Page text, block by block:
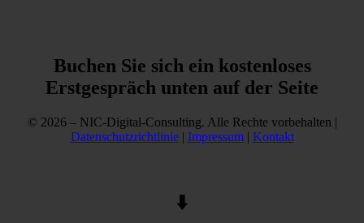
Buchen Sie sich ein kostenloses
Erstgespräch unten auf der Seite
© 2026 – NIC-Digital-Consulting. Alle Rechte vorbehalten |
Datenschutzrichtlinie| Impressum| Kontakt
⬇️